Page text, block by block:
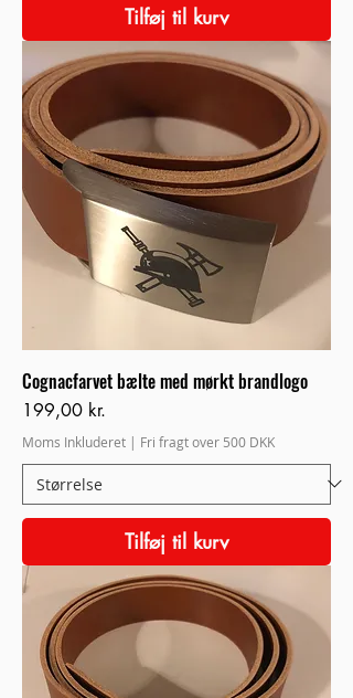
Tilføj til kurv
Cognacfarvet bælte med mørkt brandlogo
Pris
199,00 kr.
Moms Inkluderet | Fri fragt over 500 DKK
Tilføj til kurv